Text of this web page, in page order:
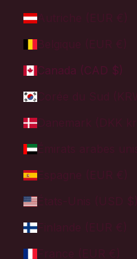
Autriche (EUR €)
Canada (CAD $)
Danemark (DKK kr.)
Espagne (EUR €)
États-Unis (USD $)
Finlande (EUR €)